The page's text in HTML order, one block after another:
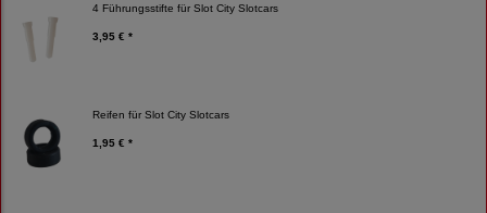
4 Führungsstifte für Slot City Slotcars
3,95 € *
Reifen für Slot City Slotcars
1,95 € *